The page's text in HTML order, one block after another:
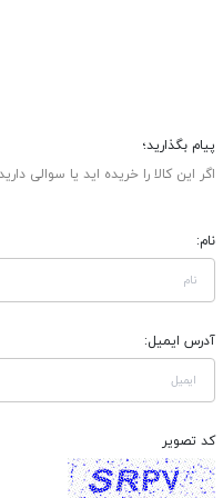
پیام بگذارید؛
اگر این کالا را خریده اید یا سوالی
نام:
آدرس ایمیل:
کد تصویر